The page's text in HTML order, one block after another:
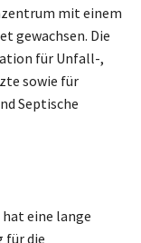
mit einem
gewachsen. Die
für Unfall-,
sowie für
Septische
eine lange
für die